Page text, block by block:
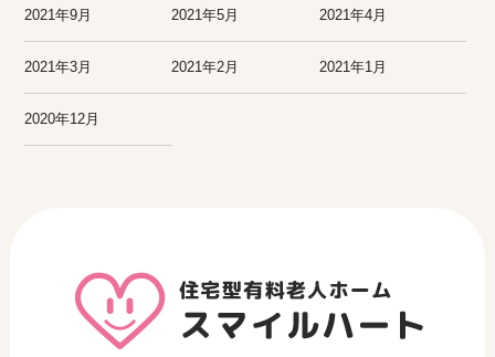
2021年9月 2021年5月 2021年4月
2021年3月 2021年2月 2021年1月
2020年12月